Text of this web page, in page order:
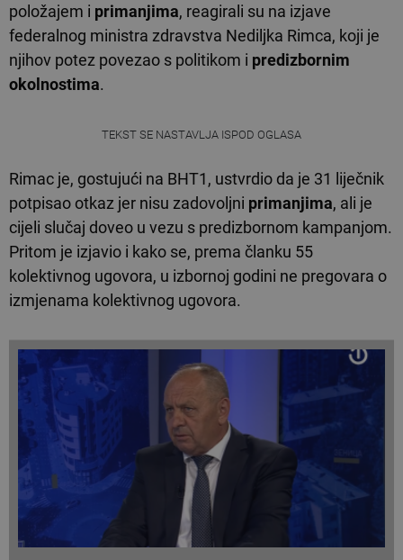
položajem i primanjima, reagirali su na izjave
federalnog ministra zdravstva Nediljka Rimca, koji je
njihov potez povezao s politikom i predizbornim
okolnostima.
TEKST SE NASTAVLJA ISPOD OGLASA
Rimac je, gostujući na BHT1, ustvrdio da je 31 liječnik
potpisao otkaz jer nisu zadovoljni primanjima, ali je
cijeli slučaj doveo u vezu s predizbornom kampanjom.
Pritom je izjavio i kako se, prema članku 55
kolektivnog ugovora, u izbornoj godini ne pregovara o
izmjenama kolektivnog ugovora.